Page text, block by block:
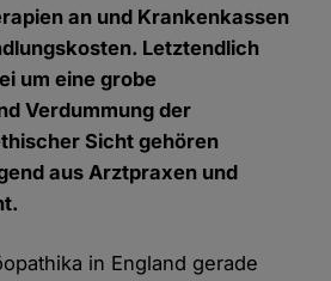
an und Krankenkassen
Letztendlich
um eine grobe
Verdummung der
Sicht gehören
aus Arztpraxen und
in England gerade